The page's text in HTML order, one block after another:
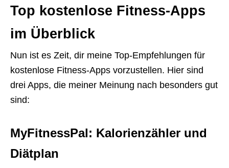
Top kostenlose Fitness-Apps
im Überblick
Nun ist es Zeit, dir meine Top-Empfehlungen für
kostenlose Fitness-Apps vorzustellen. Hier sind
drei Apps, die meiner Meinung nach besonders gut
sind:
MyFitnessPal: Kalorienzähler und
Diätplan